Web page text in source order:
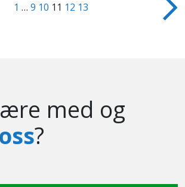
1 …9 10 11 12 13
med og
?